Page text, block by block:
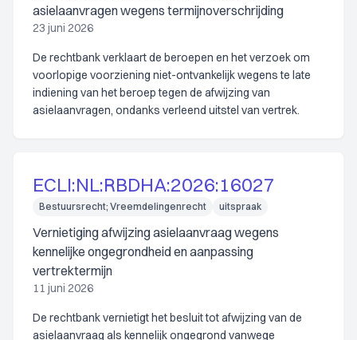
asielaanvragen wegens termijnoverschrijding
23 juni 2026
De rechtbank verklaart de beroepen en het verzoek om
voorlopige voorziening niet-ontvankelijk wegens te late
indiening van het beroep tegen de afwijzing van
asielaanvragen, ondanks verleend uitstel van vertrek.
ECLI:NL:RBDHA:2026:16027
Bestuursrecht; Vreemdelingenrecht uitspraak
Vernietiging afwijzing asielaanvraag wegens
kennelijke ongegrondheid en aanpassing
vertrektermijn
11 juni 2026
De rechtbank vernietigt het besluit tot afwijzing van de
asielaanvraag als kennelijk ongegrond vanwege